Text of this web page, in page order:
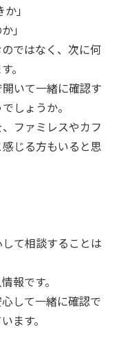
」
」
ではなく、次に何
。
いて一緒に確認す
しょうか。
ファミレスやカフ
じる方もいると思
て相談することは
報です。
して一緒に確認で
ます。